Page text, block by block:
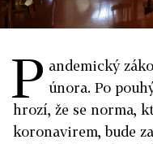
P andemický
února. Po
hrozí, že se norma,
koronavirem, bude